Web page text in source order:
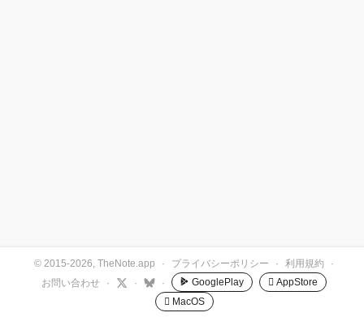
© 2015-2026, TheNote.app · プライバシーポリシー · 利用規約
·
お問い合わせ
· · · GooglePlay
 AppStore
 MacOS